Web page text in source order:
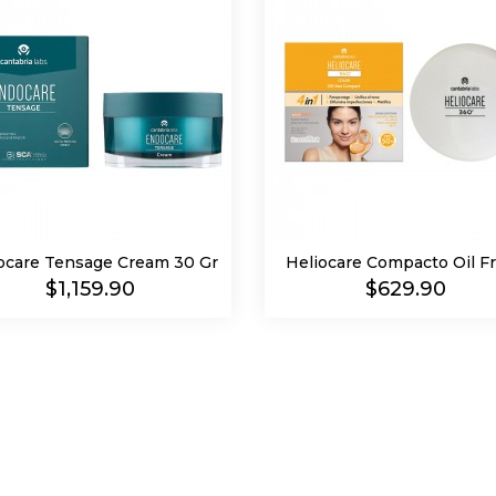
Tensage Cream 30 Gr
Precio
$1,159.90
Heliocare Compacto Oil
Precio
$629.90